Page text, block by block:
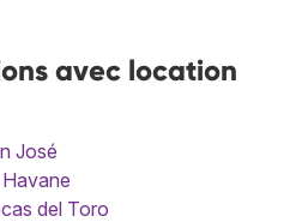
avec location
José
del Toro